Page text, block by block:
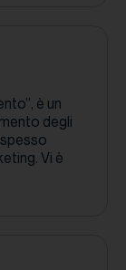
è un
degli
Vi è